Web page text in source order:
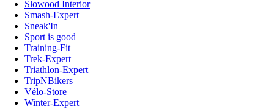
Slowood Interior
Smash-Expert
Sneak'In
Sport is good
Training-Fit
Trek-Expert
Triathlon-Expert
TripNBikers
Vélo-Store
Winter-Expert